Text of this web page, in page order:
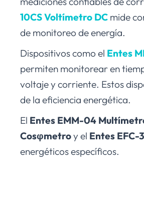
10CS Voltímetro DC mide
de monitoreo de energía.
Dispositivos como el Entes
permiten monitorear en
voltaje y corriente. Estos
de la eficiencia energética.
El Entes EMM-04
Cosφmetroy el Entes
energéticos específicos.